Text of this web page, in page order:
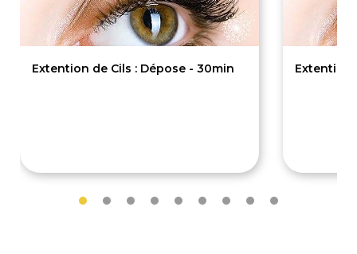
Extention de Cils : Dépose - 30min Extention